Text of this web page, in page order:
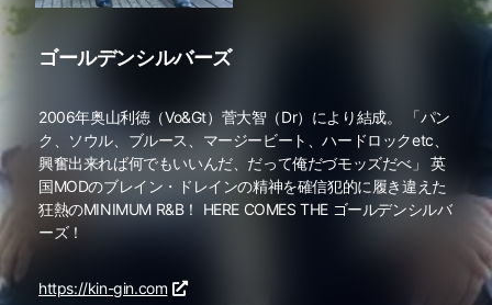
ゴールデンシルバーズ
2006年奥山利徳（Vo&Gt）菅大智（Dr）により結成。 「パン
ク、ソウル、ブルース、マージービート、ハードロックetc、
興奮出来れば何でもいいんだ、だって俺だづモッズだべ」 英
国MODのブレイン・ドレインの精神を確信犯的に履き違えた
狂熱のMINIMUM R&B！ HERE COMES THE ゴールデンシルバ
ーズ！
https://kin-gin.com